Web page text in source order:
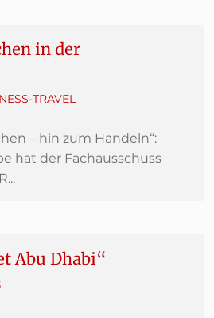
in der
TRAVEL
– hin zum Handeln“:
hat der Fachausschuss
Abu Dhabi“